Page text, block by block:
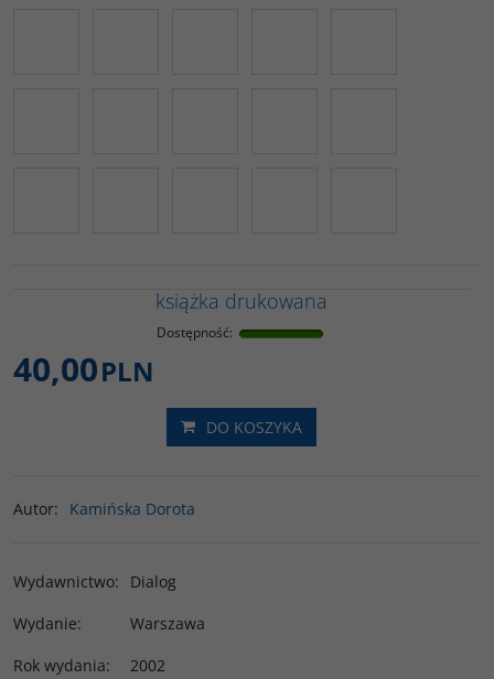
książka drukowana
Dostępność:
40,00PLN
DO KOSZYKA
Autor: Kamińska Dorota
Wydawnictwo:
Dialog
Wydanie:
Warszawa
Rok wydania:
2002